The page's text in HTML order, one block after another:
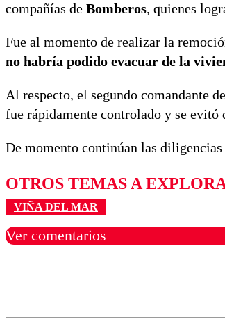
compañías de Bomberos, quienes
Fue al momento de realizar la
no habría podido evacuar de la
Al respecto, el segundo comandante
fue rápidamente controlado y se evitó
De momento continúan las
OTROS TEMAS A
VIÑA DEL MAR
Ver comentarios